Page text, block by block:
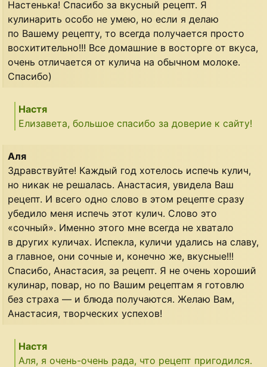
Настенька! Спасибо за вкусный рецепт. Я
кулинарить особо не умею, но если я делаю
по Вашему рецепту, то всегда получается просто
восхитительно!!! Все домашние в восторге от вкуса,
очень отличается от кулича на обычном молоке.
Спасибо)
Настя
Елизавета, большое спасибо за доверие к сайту!
Аля
Здравствуйте! Каждый год хотелось испечь кулич,
но никак не решалась. Анастасия, увидела Ваш
рецепт. И всего одно слово в этом рецепте сразу
убедило меня испечь этот кулич. Слово это
«сочный». Именно этого мне всегда не хватало
в других куличах. Испекла, куличи удались на славу,
а главное, они сочные и, конечно же, вкусные!!!
Спасибо, Анастасия, за рецепт. Я не очень хороший
кулинар, повар, но по Вашим рецептам я готовлю
без страха — и блюда получаются. Желаю Вам,
Анастасия, творческих успехов!
Настя
Аля, я очень-очень рада, что рецепт пригодился.